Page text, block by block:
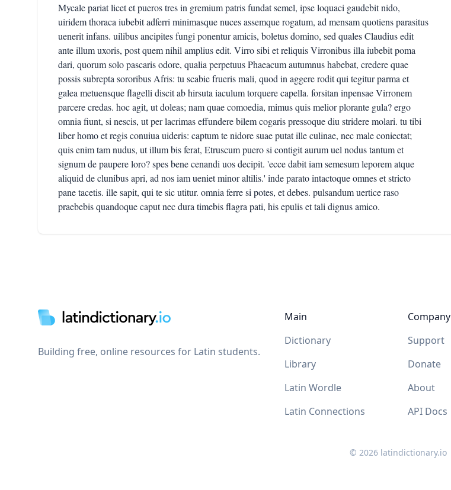
Mycale pariat licet et pueros tres in gremium patris fundat semel, ipse loquaci gaudebit nido,
uiridem thoraca iubebit adferri minimasque nuces assemque rogatum, ad mensam quotiens parasitus
uenerit infans. uilibus ancipites fungi ponentur amicis, boletus domino, sed quales Claudius edit
ante illum uxoris, post quem nihil amplius edit. Virro sibi et reliquis Virronibus illa iubebit poma
dari, quorum solo pascaris odore, qualia perpetuus Phaeacum autumnus habebat, credere quae
possis subrepta sororibus Afris: tu scabie frueris mali, quod in aggere rodit qui tegitur parma et
galea metuensque flagelli discit ab hirsuta iaculum torquere capella. forsitan inpensae Virronem
parcere credas. hoc agit, ut doleas; nam quae comoedia, mimus quis melior plorante gula? ergo
omnia fiunt, si nescis, ut per lacrimas effundere bilem cogaris pressoque diu stridere molari. tu tibi
liber homo et regis conuiua uideris: captum te nidore suae putat ille culinae, nec male coniectat;
quis enim tam nudus, ut illum bis ferat, Etruscum puero si contigit aurum uel nodus tantum et
signum de paupere loro? spes bene cenandi uos decipit. 'ecce dabit iam semesum leporem atque
aliquid de clunibus apri, ad nos iam ueniet minor altilis.' inde parato intactoque omnes et stricto
pane tacetis. ille sapit, qui te sic utitur. omnia ferre si potes, et debes. pulsandum uertice raso
praebebis quandoque caput nec dura timebis flagra pati, his epulis et tali dignus amico.
Building free, online resources for Latin students.
Main
Dictionary
Library
Latin Wordle
Latin Connections
Company
Support
Donate
About
API Docs
© 2026 latindictionary.io